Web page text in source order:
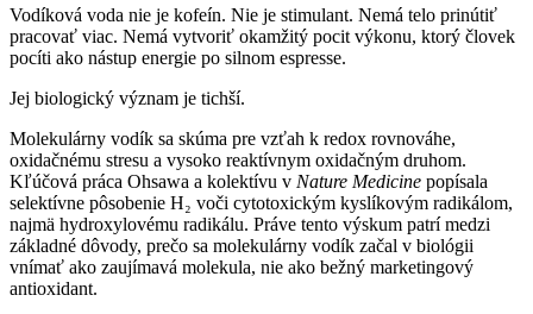
Vodíková voda nie je kofeín. Nie je stimulant. Nemá telo prinútiť
pracovať viac. Nemá vytvoriť okamžitý pocit výkonu, ktorý človek
pocíti ako nástup energie po silnom espresse.
Jej biologický význam je tichší.
Molekulárny vodík sa skúma pre vzťah k redox rovnováhe,
oxidačnému stresu a vysoko reaktívnym oxidačným druhom.
Kľúčová práca Ohsawa a kolektívu v Nature Medicine popísala
selektívne pôsobenie H₂ voči cytotoxickým kyslíkovým radikálom,
najmä hydroxylovému radikálu. Práve tento výskum patrí medzi
základné dôvody, prečo sa molekulárny vodík začal v biológii
vnímať ako zaujímavá molekula, nie ako bežný marketingový
antioxidant.